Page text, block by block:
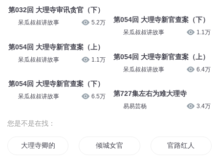
第032回 大理寺审讯贪官（下）
呆瓜叔叔讲故事 5.2万
第054回 大理寺新官查案（上）
呆瓜叔叔讲故事 1.1万
第054回 大理寺新官查案（下）
呆瓜叔叔讲故事 6.5万
第054回 大理寺新官查案（下）
呆瓜叔叔讲故事 1.1万
第054回 大理寺新官查案（上）
呆瓜叔叔讲故事 6.4万
第727集左右为难大理寺
易易芸杨 3.4万
您是不是在找：
大理寺卿的宠妻日常顾九秦峥倾城女官 官路红人